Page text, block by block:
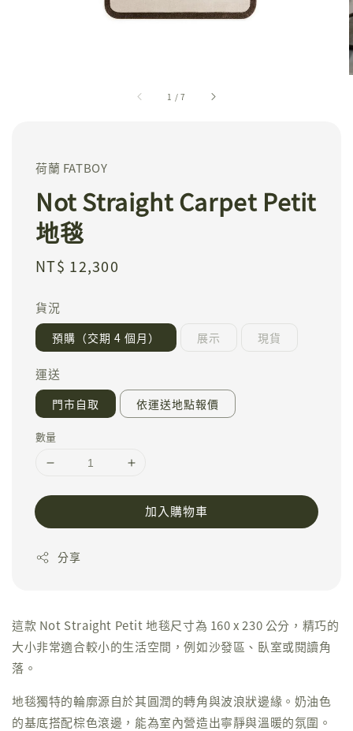
1 /7
荷蘭 FATBOY
Not Straight Carpet Petit
地毯
Regular
NT$ 12,300
貨況
預購（交期 4 個月） 展示 現貨
運送
門市自取 依運送地點報價
數量
加入購物車
分享
這款 Not Straight Petit 地毯尺寸為 160 x 230 公分，精巧的
大小非常適合較小的生活空間，例如沙發區、臥室或閱讀角
落。
地毯獨特的輪廓源自於其圓潤的轉角與波浪狀邊緣。奶油色
的基底搭配棕色滾邊，能為室內營造出寧靜與溫暖的氛圍。